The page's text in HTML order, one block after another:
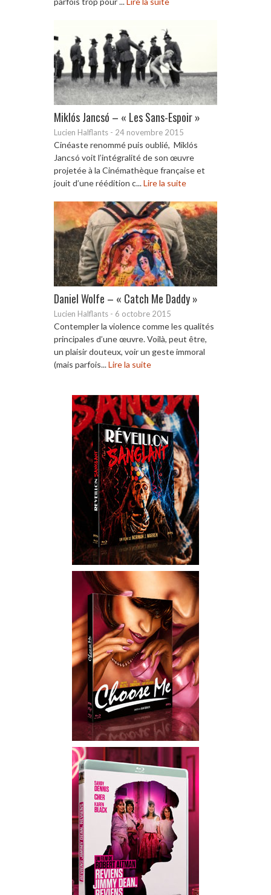
Miklós Jancsó – « Les Sans-Espoir »
Lucien Halflants - 24 novembre 2015
Cinéaste renommé puis oublié, Miklós
Jancsó voit l’intégralité de son œuvre
projetée à la Cinémathèque française et
jouit d’une réédition c...Lire la suite
Daniel Wolfe – « Catch Me Daddy »
Lucien Halflants - 6 octobre 2015
Contempler la violence comme les qualités
principales d’une œuvre. Voilà, peut être,
un plaisir douteux, voir un geste immoral
(mais parfois...Lire la suite